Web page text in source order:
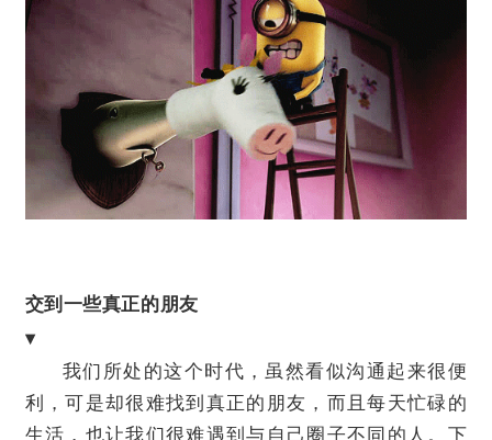
交到一些真正的朋友
▾
我们所处的这个时代，虽然看似沟通起来很便
利，可是却很难找到真正的朋友，而且每天忙碌的
生活，也让我们很难遇到与自己圈子不同的人。下